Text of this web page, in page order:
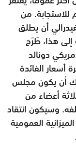
للاستجابة. من
أن يطلق
إلى هذا، طَرَح
دونالد
أسعار الفائدة
أن يكون مجلس
أعضاء من
وسيكون انتقاد
العمومية